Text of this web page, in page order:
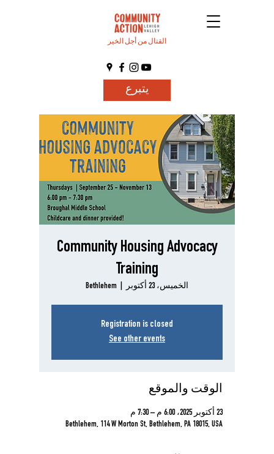
القتال من أجل الخير
يتبرع
Community Housing Advocacy
Training
الخميس، 23 أكتوبر Bethlehem
Registration is closed
See other events
الوقت والموقع
23 أكتوبر 2025، 6:00 م – 7:30 م
Bethlehem, 114 W Morton St, Bethlehem, PA 18015, USA